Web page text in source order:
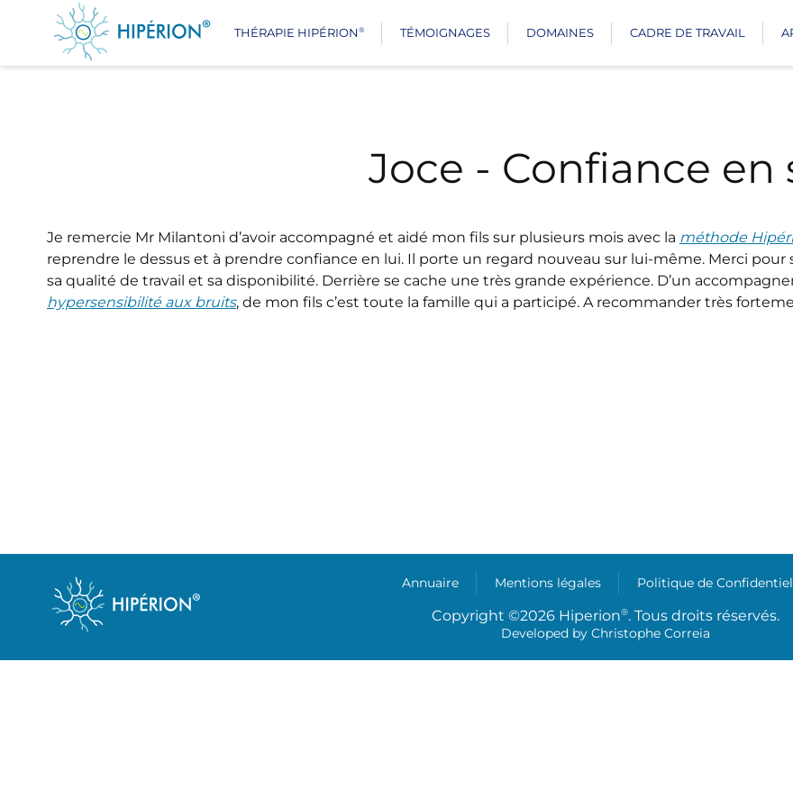
THÉRAPIE HIPÉRION® TÉMOIGNAGES DOMAINES CADRE DE TRAVAIL
Joce - Confiance en
Je remercie Mr Milantoni d’avoir accompagné et aidé mon fils sur plusieurs mois avec la méthode
reprendre le dessus et à prendre confiance en lui. Il porte un regard nouveau sur lui-même. Merci
sa qualité de travail et sa disponibilité. Derrière se cache une très grande expérience. D’un
hypersensibilité aux bruits, de mon fils c’est toute la famille qui a participé. A recommander très
Annuaire Mentions légales Politique de
Copyright ©2026 Hiperion®. Tous droits réservés.
Developed by Christophe Correia